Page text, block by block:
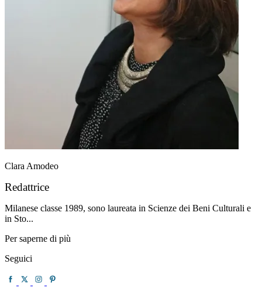
Clara Amodeo
Redattrice
Milanese classe 1989, sono laureata in Scienze dei Beni Culturali e
in Sto...
Per saperne di più
Seguici